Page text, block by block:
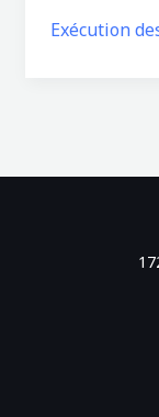
Exécution